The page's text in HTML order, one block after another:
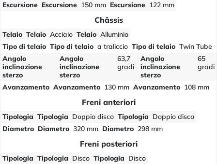
Escursione Escursione 150 mm Escursione 122 mm
Châssis
Telaio Telaio Acciaio Telaio Alluminio
Tipo di telaio Tipo di telaio a traliccio Tipo di telaio Twin Tube
Angolo
inclinazione
sterzo
Angolo
inclinazione
sterzo
63,7
gradi
Angolo
inclinazione
sterzo
65
gradi
Avanzamento Avanzamento 130 mm Avanzamento 108 mm
Freni anteriori
Tipologia Tipologia Doppio disco Tipologia Doppio disco
Diametro Diametro 320 mm Diametro 298 mm
Freni posteriori
Tipologia Tipologia Disco Tipologia Disco